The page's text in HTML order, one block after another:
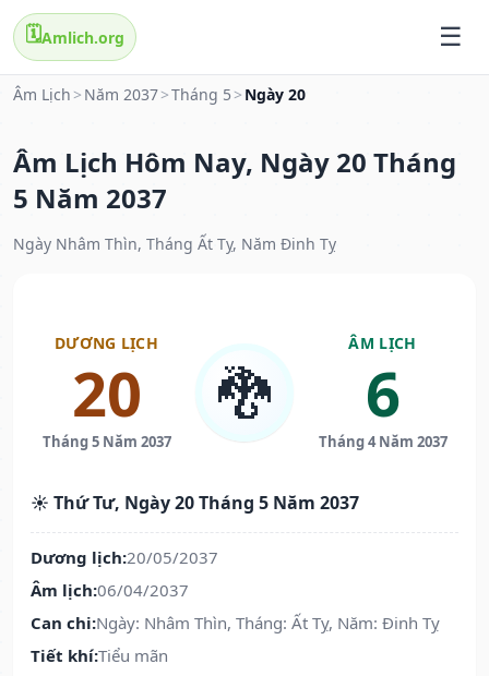
🗓️Amlich.org
Âm Lịch > Năm 2037>Tháng 5 > Ngày 20
Âm Lịch Hôm Nay, Ngày 20 Tháng
5 Năm 2037
Ngày Nhâm Thìn, Tháng Ất Tỵ, Năm Đinh Tỵ
DƯƠNG LỊCH
20
Tháng 5 Năm 2037
🐉
ÂM LỊCH
6
Tháng 4 Năm 2037
☀️ Thứ Tư, Ngày 20 Tháng 5 Năm 2037
Dương lịch:20/05/2037
Âm lịch:06/04/2037
Can chi:Ngày: Nhâm Thìn, Tháng: Ất Tỵ, Năm: Đinh Tỵ
Tiết khí:Tiểu mãn